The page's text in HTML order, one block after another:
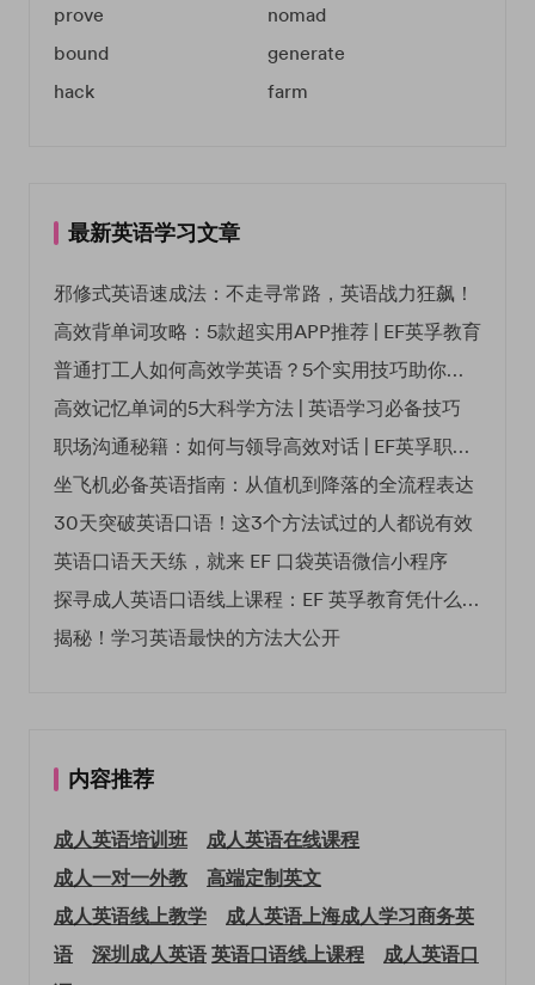
prove
nomad
bound
generate
hack
farm
最新英语学习文章
邪修式英语速成法：不走寻常路，英语战力狂飙！
高效背单词攻略：5款超实用APP推荐 | EF英孚教育
普通打工人如何高效学英语？5个实用技巧助你突破职场瓶颈
高效记忆单词的5大科学方法 | 英语学习必备技巧
职场沟通秘籍：如何与领导高效对话 | EF英孚职场指南
坐飞机必备英语指南：从值机到降落的全流程表达
30天突破英语口语！这3个方法试过的人都说有效
英语口语天天练，就来 EF 口袋英语微信小程序
探寻成人英语口语线上课程：EF 英孚教育凭什么领航
揭秘！学习英语最快的方法大公开
内容推荐
成人英语培训班
成人英语在线课程
成人一对一外教
高端定制英文
成人英语线上教学
成人英语上海成人学习商务英
语
深圳成人英语英语口语线上课程
成人英语口